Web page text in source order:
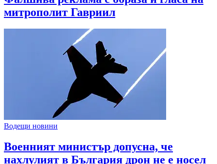
митрополит Гавриил
Водещи новини
Военният министър допусна, че
нахлулият в България дрон не е носел